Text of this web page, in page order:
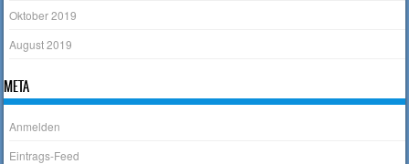
Oktober 2019
August 2019
META
Anmelden
Eintrags-Feed